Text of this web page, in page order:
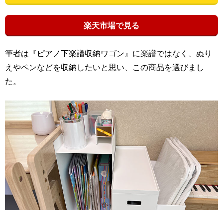
楽天市場で見る
筆者は『ピアノ下楽譜収納ワゴン』に楽譜ではなく、ぬり
えやペンなどを収納したいと思い、この商品を選びまし
た。